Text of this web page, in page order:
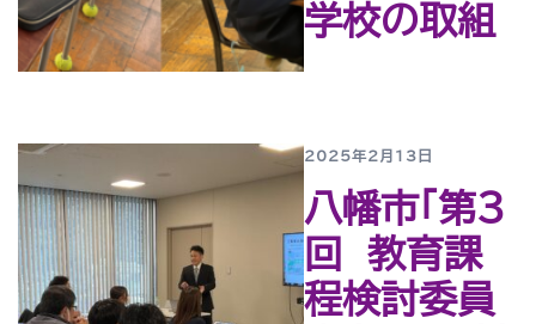
学校の取組
2025年2月13日
八幡市「第３
回 教育課
程検討委員